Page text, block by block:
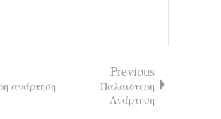
ανάρτηση
Previous
Παλαιότερη
Ανάρτηση